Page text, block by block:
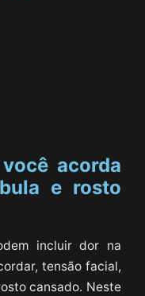
acorda
e rosto
incluir dor na
tensão facial,
cansado. Neste